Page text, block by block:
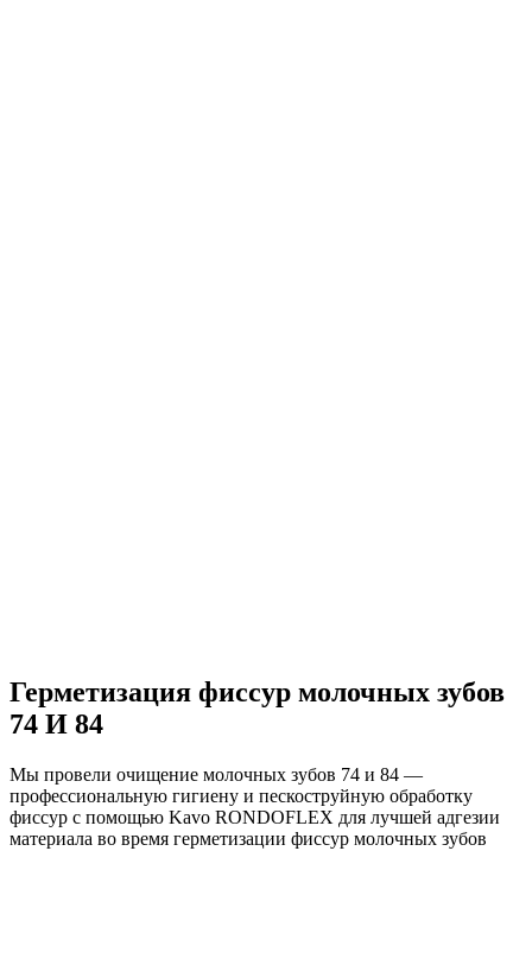
Герметизация фиссур молочных зубов
74 И 84
Мы провели очищение молочных зубов 74 и 84 —
профессиональную гигиену и пескоструйную обработку
фиссур с помощью Kavo RONDOFLEX для лучшей адгезии
материала во время герметизации фиссур молочных зубов